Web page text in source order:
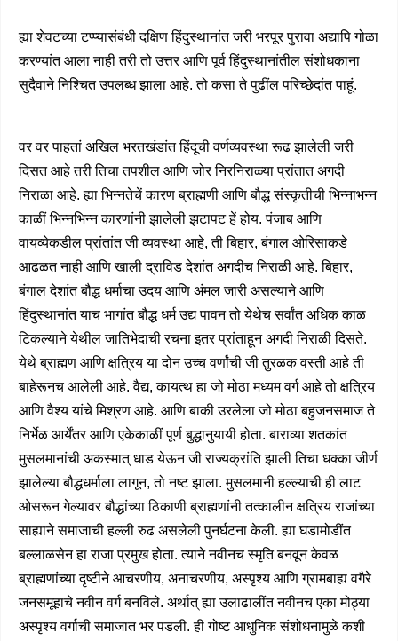
ह्या शेवटच्या टप्प्यासंबंधी दक्षिण हिंदुस्थानांत जरी भरपूर पुरावा अद्यापि गोळा
करण्यांत आला नाही तरी तो उत्तर आणि पूर्व हिंदुस्थानांतील संशोधकाना
सुदैवाने निश्चित उपलब्ध झाला आहे. तो कसा ते पुढींल परिच्छेदांत पाहूं.
वर वर पाहतां अखिल भरतखंडांत हिंदूची वर्णव्यवस्था रूढ झालेली जरी
दिसत आहे तरी तिचा तपशील आणि जोर निरनिराळ्या प्रांतात अगदी
निराळा आहे. ह्या भिन्नतेचें कारण ब्राह्मणी आणि बौद्ध संस्कृतीची भिन्नाभन्न
काळीं भिन्नभिन्न कारणांनी झालेली झटापट हें होय. पंजाब आणि
वायव्येकडील प्रांतांत जी व्यवस्था आहे, ती बिहार, बंगाल ओरिसाकडे
आढळत नाही आणि खाली द्राविड देशांत अगदीच निराळी आहे. बिहार,
बंगाल देशांत बौद्ध धर्माचा उदय आणि अंमल जारी असल्याने आणि
हिंदुस्थानांत याच भागांत बौद्ध धर्म उद्य पावन तो येथेच सर्वांत अधिक काळ
टिकल्याने येथील जातिभेदाची रचना इतर प्रांताहून अगदी निराळी दिसते.
येथे ब्राह्मण आणि क्षत्रिय या दोन उच्च वर्णांची जी तुरळक वस्ती आहे ती
बाहेरूनच आलेली आहे. वैद्य, कायत्थ हा जो मोठा मध्यम वर्ग आहे तो क्षत्रिय
आणि वैश्य यांचे मिश्रण आहे. आणि बाकी उरलेला जो मोठा बहुजनसमाज ते
निर्भेळ आर्येंतर आणि एकेकाळीं पूर्ण बुद्धानुयायी होता. बाराव्या शतकांत
मुसलमानांची अकस्मात् धाड येऊन जी राज्यक्रांति झाली तिचा धक्का जीर्ण
झालेल्या बौद्धधर्माला लागून, तो नष्ट झाला. मुसलमानी हल्ल्याची ही लाट
ओसरून गेल्यावर बौद्धांच्या ठिकाणी ब्राह्मणांनी तत्कालीन क्षत्रिय राजांच्या
साह्याने समाजाची हल्ली रुढ असलेली पुनर्घटना केली. ह्या घडामोडींत
बल्लाळसेन हा राजा प्रमुख होता. त्याने नवीनच स्मृति बनवून केवळ
ब्राह्मणांच्या दृष्टीने आचरणीय, अनाचरणीय, अस्पृश्य आणि ग्रामबाह्य वगैरे
जनसमूहाचे नवीन वर्ग बनविले. अर्थात् ह्या उलाढालींत नवीनच एका मोठ्या
अस्पृश्य वर्गाची समाजात भर पडली. ही गोष्ट आधुनिक संशोधनामुळे कशी